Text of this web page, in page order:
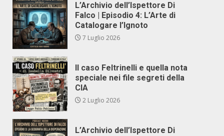
L’Archivio dell’Ispettore Di
Falco | Episodio 4: L’Arte di
Catalogare l’Ignoto
7 Luglio 2026
Il caso Feltrinelli e quella nota
speciale nei file segreti della
CIA
2 Luglio 2026
L’Archivio dell’Ispettore Di